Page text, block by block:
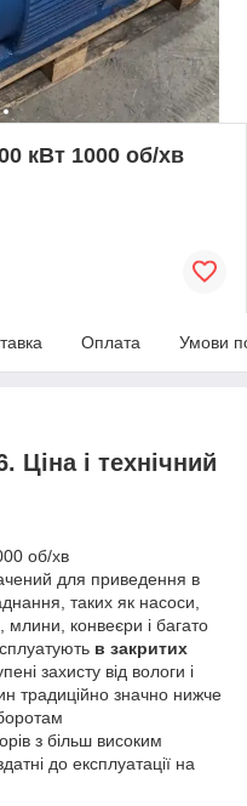
кВт 1000 об/хв
Оплата Умови
Ціна і технічний
об/хв
для приведення в
таких як насоси,
млини, конвеєри і багато
в закритих
захисту від вологи і
традиційно значно нижче
з більш високим
до експлуатації на